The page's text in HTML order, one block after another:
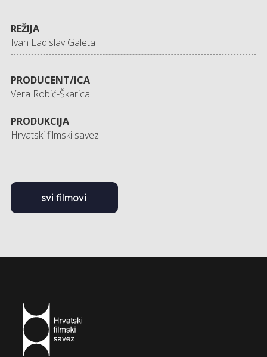
REŽIJA
Ivan Ladislav Galeta
PRODUCENT/ICA
Vera Robić-Škarica
PRODUKCIJA
Hrvatski filmski savez
svi filmovi